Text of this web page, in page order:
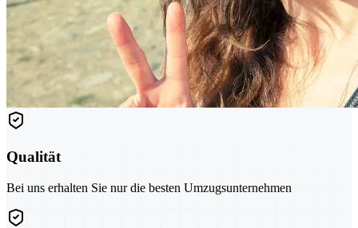
Qualität
Bei uns erhalten Sie nur die besten Umzugsunternehmen